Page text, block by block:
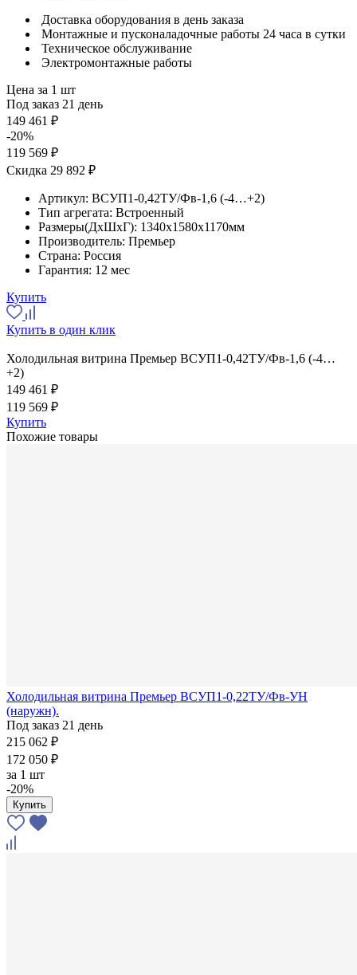
Доставка оборудования в день заказа
Монтажные и пусконаладочные работы 24 часа в сутки
Техническое обслуживание
Электромонтажные работы
Цена за 1 шт
Под заказ 21 день
149 461 ₽
-20%
119 569 ₽
Скидка 29 892 ₽
Артикул: ВСУП1-0,42ТУ/Фв-1,6 (-4…+2)
Тип агрегата: Встроенный
Размеры(ДхШхГ): 1340x1580x1170мм
Производитель: Премьер
Страна: Россия
Гарантия: 12 мес
Купить
Купить в один клик
Холодильная витрина Премьер ВСУП1-0,42ТУ/Фв-1,6 (-4…
+2)
149 461 ₽
119 569 ₽
Купить
Похожие товары
Холодильная витрина Премьер ВСУП1-0,22ТУ/Фв-УН
(наружн).
Под заказ 21 день
215 062 ₽
172 050 ₽
за 1 шт
-20%
Купить